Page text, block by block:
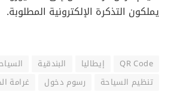
يملكون التذكرة الإلكترونية المطلوبة.
QR Code إيطاليا البندقية
تنظيم السياحة
رسوم دخول غرامة